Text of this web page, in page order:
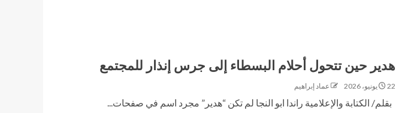
هدير حين تتحول أحلام البسطاء إلى جرس إنذار للمجتمع
22 يونيو، 2026 عماد إبراهيم
بقلم/ الكتابة والإعلامية راندا ابو النجا لم تكن “هدير” مجرد اسم في صفحات...